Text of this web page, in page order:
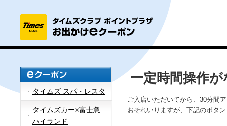
タイムズ スパ・レスタ
タイムズカー×富士急
ハイランド
一定時間操作
ご入店いただいてから、30分間
おそれいりますが、下記のボタ